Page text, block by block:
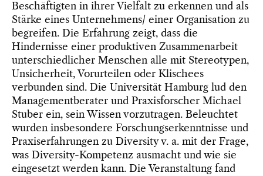
Beschäftigten in ihrer Vielfalt zu erkennen und als
Stärke eines Unternehmens/ einer Organisation zu
begreifen. Die Erfahrung zeigt, dass die
Hindernisse einer produktiven Zusammenarbeit
unterschiedlicher Menschen alle mit Stereotypen,
Unsicherheit, Vorurteilen oder Klischees
verbunden sind. Die Universität Hamburg lud den
Managementberater und Praxisforscher Michael
Stuber ein, sein Wissen vorzutragen. Beleuchtet
wurden insbesondere Forschungserkenntnisse und
Praxiserfahrungen zu Diversity v. a. mit der Frage,
was Diversity-Kompetenz ausmacht und wie sie
eingesetzt werden kann. Die Veranstaltung fand